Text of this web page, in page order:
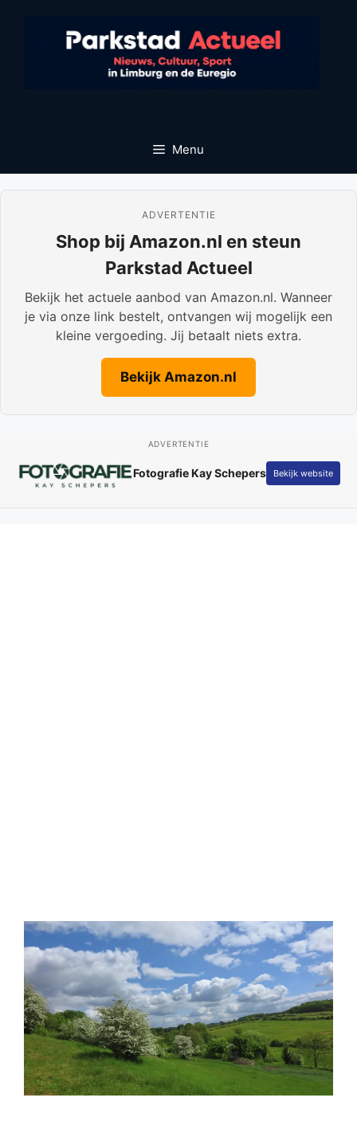
Menu
ADVERTENTIE
Shop bij Amazon.nl en steun
Parkstad Actueel
Bekijk het actuele aanbod van Amazon.nl. Wanneer
je via onze link bestelt, ontvangen wij mogelijk een
kleine vergoeding. Jij betaalt niets extra.
Bekijk Amazon.nl
ADVERTENTIE
Fotografie Kay Schepers Bekijk website